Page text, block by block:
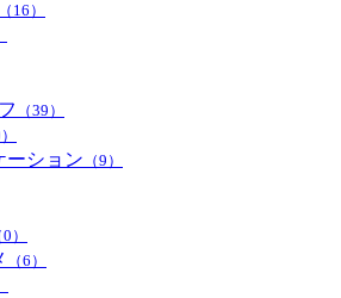
（16）
（39）
ーション （9）
0）
（6）